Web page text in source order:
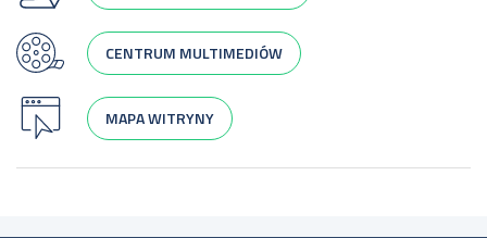
CENTRUM MULTIMEDIÓW
MAPA WITRYNY